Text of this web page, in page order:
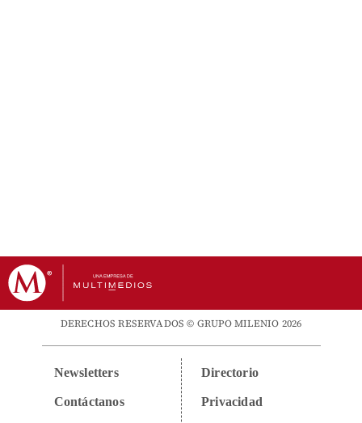
DERECHOS RESERVADOS © GRUPO MILENIO 2026
Newsletters
Contáctanos
Directorio
Privacidad